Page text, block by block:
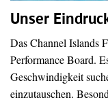
Unser
Das Channel Islands
Performance Board.
Geschwindigkeit
einzutauschen.